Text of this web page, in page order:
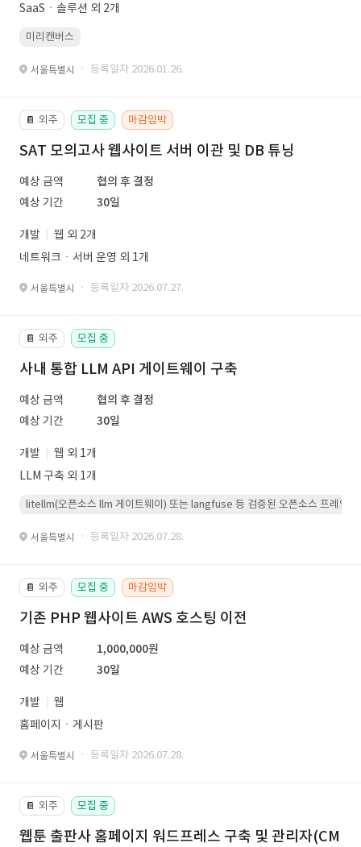
SaaSㆍ솔루션 외 2개
미리캔버스
서울특별시 · 등록일자 2026.01.26.
📔 외주 모집 중 마감임박
SAT 모의고사 웹사이트 서버 이관 및 DB 튜닝
예상 금액
협의 후 결정
예상 기간
30일
개발
웹 외 2개
네트워크ㆍ서버 운영 외 1개
서울특별시 · 등록일자 2026.07.27.
📔 외주 모집 중
사내 통합 LLM API 게이트웨이 구축
예상 금액
협의 후 결정
예상 기간
30일
개발
웹 외 1개
LLM 구축 외 1개
litellm(오픈소스 llm 게이트웨이) 또는 langfuse 등 검증된 오픈소스 프레임워
서울특별시 · 등록일자 2026.07.28.
📔 외주 모집 중 마감임박
기존 PHP 웹사이트 AWS 호스팅 이전
예상 금액
1,000,000원
예상 기간
30일
개발
웹
홈페이지ㆍ게시판
서울특별시 · 등록일자 2026.07.28.
📔 외주 모집 중
웹툰 출판사 홈페이지 워드프레스 구축 및 관리자(CM